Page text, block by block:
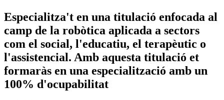
Especialitza't en una titulació enfocada al
camp de la robòtica aplicada a sectors
com el social, l'educatiu, el terapèutic o
l'assistencial. Amb aquesta titulació et
formaràs en una especialització amb un
100% d'ocupabilitat